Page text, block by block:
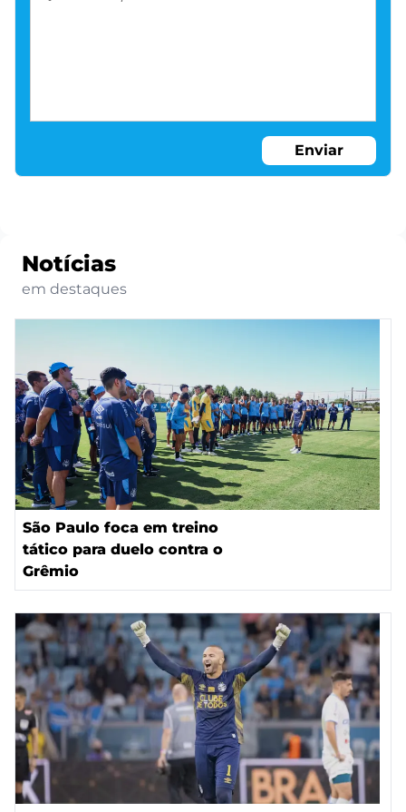
Enviar
Notícias
em destaques
São Paulo foca em treino
tático para duelo contra o
Grêmio